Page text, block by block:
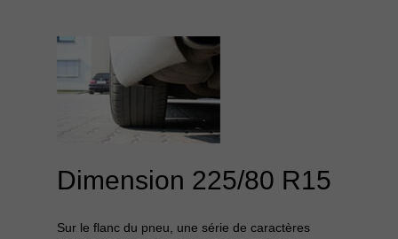
Dimension 225/80 R15
Sur le flanc du pneu, une série de caractères